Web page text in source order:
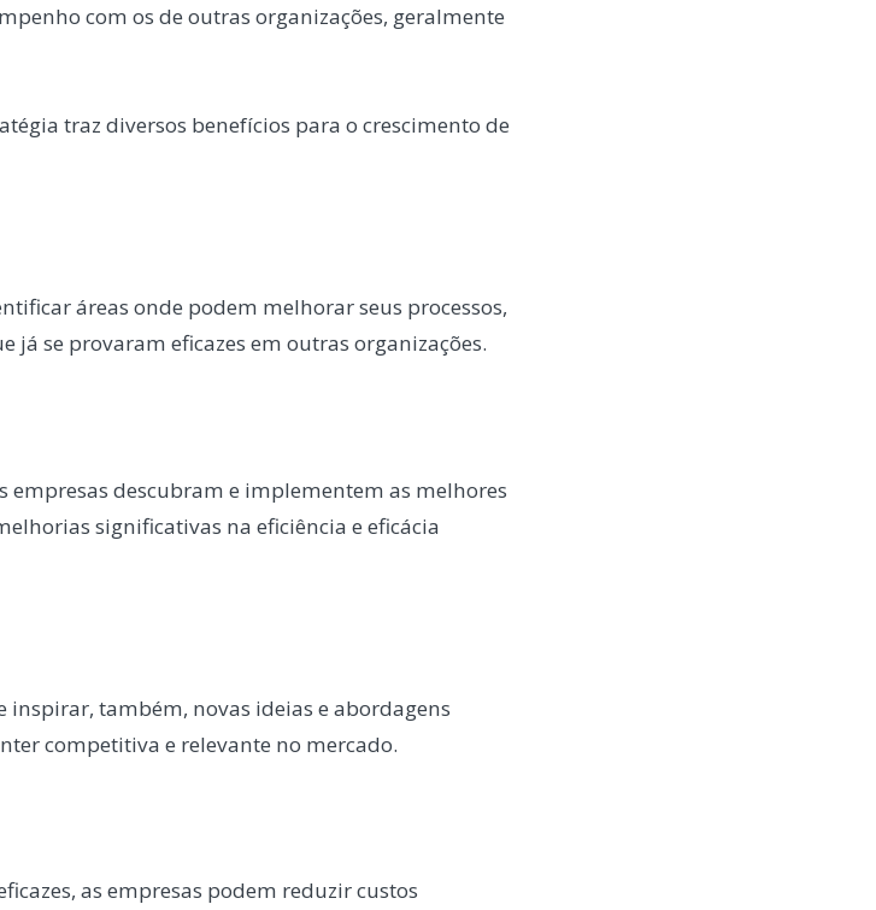
com os de outras organizações, geralmente
traz diversos benefícios para o crescimento de
áreas onde podem melhorar seus processos,
já se provaram eficazes em outras organizações.
empresas descubram e implementem as melhores
significativas na eficiência e eficácia
inspirar, também, novas ideias e abordagens
competitiva e relevante no mercado.
as empresas podem reduzir custos